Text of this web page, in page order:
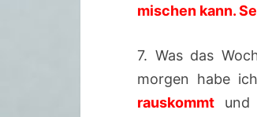
mischen kann.
7. Was das
morgen habe
rauskommt und